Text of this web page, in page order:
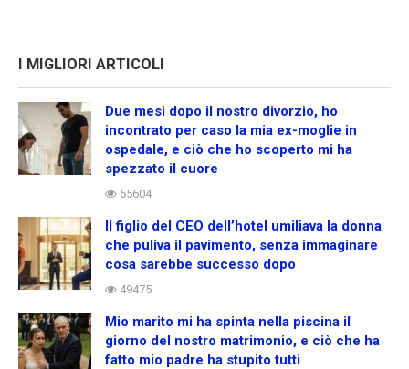
I MIGLIORI ARTICOLI
Due mesi dopo il nostro divorzio, ho
incontrato per caso la mia ex-moglie in
ospedale, e ciò che ho scoperto mi ha
spezzato il cuore
55604
Il figlio del CEO dell’hotel umiliava la donna
che puliva il pavimento, senza immaginare
cosa sarebbe successo dopo
49475
Mio marito mi ha spinta nella piscina il
giorno del nostro matrimonio, e ciò che ha
fatto mio padre ha stupito tutti